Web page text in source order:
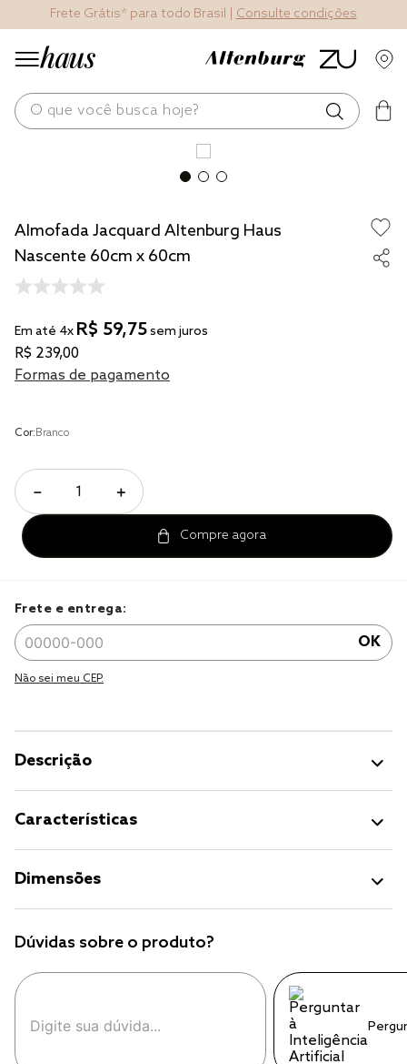
Frete Grátis* para todo Brasil | Consulte condições
O que você busca hoje?
Almofada Jacquard Altenburg Haus
Nascente 60cm x 60cm
Em até 4x R$ 59,75sem juros
R$ 239,00
Formas de pagamento
Cor:Branco
＋
－
Frete e entrega:
OK
Não sei meu CEP.
Descrição
Características
Dimensões
Dúvidas sobre o produto?
edredom
fronha
jogos cama
travesseiro
solteiro king
cobre leito
jogo cama casal